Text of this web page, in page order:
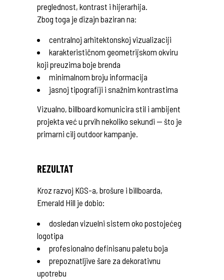
preglednost, kontrast i hijerarhija.
Zbog toga je dizajn baziran na:
centralnoj arhitektonskoj vizualizaciji
karakterističnom geometrijskom okviru
koji preuzima boje brenda
minimalnom broju informacija
jasnoj tipografiji i snažnim kontrastima
Vizualno, billboard komunicira stil i ambijent
projekta već u prvih nekoliko sekundi — što je
primarni cilj outdoor kampanje.
REZULTAT
Kroz razvoj KGS-a, brošure i billboarda,
Emerald Hill je dobio:
dosledan vizuelni sistem oko postojećeg
logotipa
profesionalno definisanu paletu boja
prepoznatljive šare za dekorativnu
upotrebu